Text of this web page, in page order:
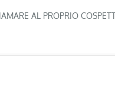
AL PROPRIO